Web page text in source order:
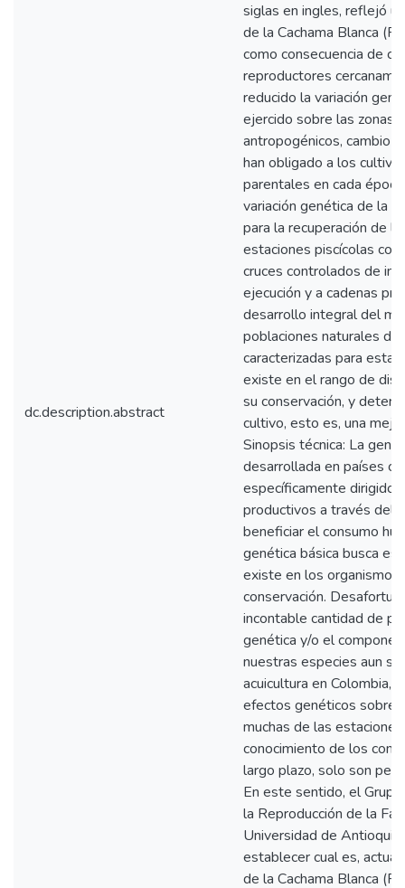
dc.description.abstract
siglas en ingles, reflejó
de la Cachama Blanca
como consecuencia de
reproductores
reducido la variación
ejercido sobre las zonas
antropogénicos, cambio
han obligado a los
parentales en cada
variación genética de la
para la recuperación de
estaciones piscícolas
cruces controlados de
ejecución y a cadenas
desarrollo integral del
poblaciones naturales
caracterizadas para
existe en el rango de
su conservación, y
cultivo, esto es, una
Sinopsis técnica: La
desarrollada en países
específicamente dirigido
productivos a través del
beneficiar el consumo
genética básica busca
existe en los
conservación.
incontable cantidad de
genética y/o el
nuestras especies aun
acuicultura en Colombia,
efectos genéticos sobre
muchas de las
conocimiento de los
largo plazo, solo son
En este sentido, el
la Reproducción de la
Universidad de
establecer cual es,
de la Cachama Blanca